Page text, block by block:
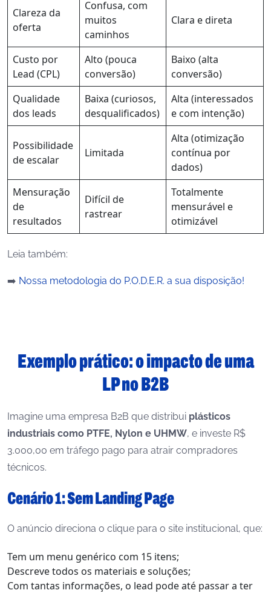
Clareza da
oferta
Confusa, com
muitos
caminhos
Clara e direta
Custo por
Lead (CPL)
Alto (pouca
conversão)
Baixo (alta
conversão)
Qualidade
dos leads
Baixa (curiosos,
desqualificados)
Alta (interessados
e com intenção)
Possibilidade
de escalar
Limitada
Alta (otimização
contínua por
dados)
Mensuração
de
resultados
Difícil de
rastrear
Totalmente
mensurável e
otimizável
Leia também:
➡️ Nossa metodologia do P.O.D.E.R. a sua disposição!
Exemplo prático: o impacto de uma
LP no B2B
Imagine uma empresa B2B que distribui plásticos
industriais como PTFE, Nylon e UHMW, e investe R$
3.000,00 em tráfego pago para atrair compradores
técnicos.
Cenário 1: Sem Landing Page
O anúncio direciona o clique para o site institucional, que:
Tem um menu genérico com 15 itens;
Descreve todos os materiais e soluções;
Com tantas informações, o lead pode até passar a ter